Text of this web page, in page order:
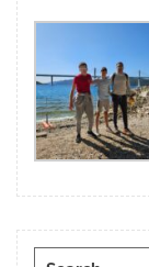
Search